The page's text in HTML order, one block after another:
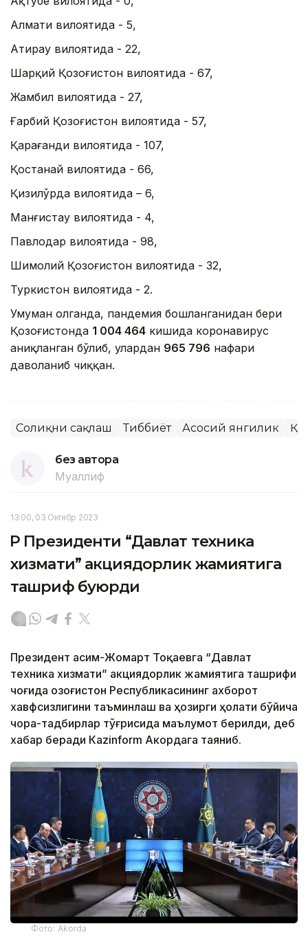
Алмати вилоятида - 5,
Атирау вилоятида - 22,
Шарқий Қозоғистон вилоятида - 67,
Жамбил вилоятида - 27,
Ғарбий Қозоғистон вилоятида - 57,
Қарағанди вилоятида - 107,
Қостанай вилоятида - 66,
Қизилўрда вилоятида – 6,
Манғистау вилоятида - 4,
Павлодар вилоятида - 98,
Шимолий Қозоғистон вилоятида - 32,
Туркистон вилоятида - 2.
Умуман олганда, пандемия бошланганидан бери
Қозоғистонда 1 004 464 кишида коронавирус
аниқланган бўлиб, улардан 965 796 нафари
даволаниб чиққан.
Соғлиқни сақлаш Тиббиёт Асосий янгилик ҚР
без автора
Муаллиф
13:00, 03 Октябр 2023
ҚР Президенти “Давлат техника
хизмати” акциядорлик жамиятига
ташриф буюрди
Президент Қасим-Жомарт Тоқаевга “Давлат
техника хизмати” акциядорлик жамиятига ташрифи
чоғида Қозоғистон Республикасининг ахборот
хавфсизлигини таъминлаш ва ҳозирги ҳолати бўйича
чора-тадбирлар тўғрисида маълумот берилди, деб
хабар беради Каzinform Акордага таяниб.
Фото: Akorda